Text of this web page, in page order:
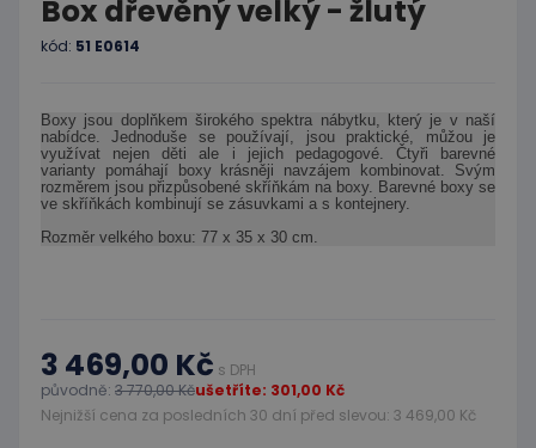
Box dřevěný velký - žlutý
kód: 51 E0614
Boxy jsou doplňkem širokého spektra nábytku, který je v naší
nabídce. Jednoduše se používají, jsou praktické, můžou je
využívat nejen děti ale i jejich pedagogové. Čtyři barevné
varianty pomáhají boxy krásněji navzájem kombinovat. Svým
rozměrem jsou přizpůsobené skříňkám na boxy. Barevné boxy se
ve skříňkách kombinují se zásuvkami a s kontejnery.
Rozměr velkého boxu: 77 x 35 x 30 cm.
3 469,00 Kč s DPH
původně: 3 770,00 Kčušetříte: 301,00 Kč
Nejnižší cena za posledních 30 dní před slevou: 3 469,00 Kč